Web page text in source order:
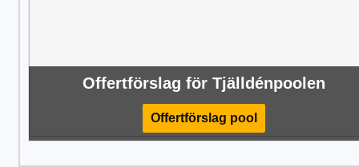
Offertförslag för Tjälldénpoolen
Offertförslag pool